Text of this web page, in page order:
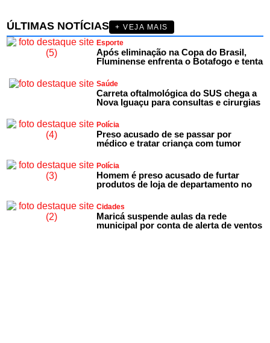
ÚLTIMAS NOTÍCIAS
+ VEJA MAIS
Esporte
Após eliminação na Copa do Brasil,
Fluminense enfrenta o Botafogo e tenta
Saúde
Carreta oftalmológica do SUS chega a
Nova Iguaçu para consultas e cirurgias
Polícia
Preso acusado de se passar por
médico e tratar criança com tumor
Polícia
Homem é preso acusado de furtar
produtos de loja de departamento no
Cidades
Maricá suspende aulas da rede
municipal por conta de alerta de ventos